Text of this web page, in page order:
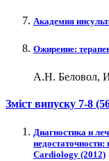
Академия
Ожирение:
А.Н. Беловол,
Зміст випуску 7-8
Диагностика и
Cardiology (2012)